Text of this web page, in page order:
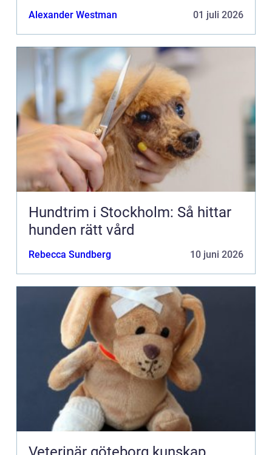
Alexander Westman 01 juli 2026
Hundtrim i Stockholm: Så hittar
hunden rätt vård
Rebecca Sundberg 10 juni 2026